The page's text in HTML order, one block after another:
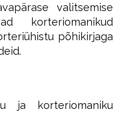
valitsemise
korteriomanikud
põhikirjaga
ja korteriomaniku